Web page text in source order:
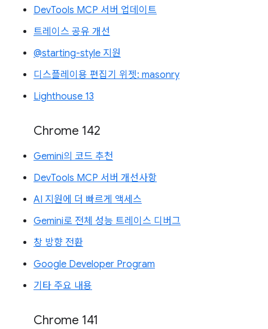
DevTools MCP 서버 업데이트
트레이스 공유 개선
@starting-style 지원
디스플레이용 편집기 위젯: masonry
Lighthouse 13
Chrome 142
Gemini의 코드 추천
DevTools MCP 서버 개선사항
AI 지원에 더 빠르게 액세스
Gemini로 전체 성능 트레이스 디버그
창 방향 전환
Google Developer Program
기타 주요 내용
Chrome 141